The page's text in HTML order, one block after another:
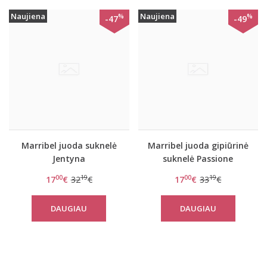
Naujiena -47%
Marribel juoda suknelė
Jentyna
1700€ 3219€
DAUGIAU
Naujiena -49%
Marribel juoda gipiūrinė
suknelė Passione
1700€ 3319€
DAUGIAU